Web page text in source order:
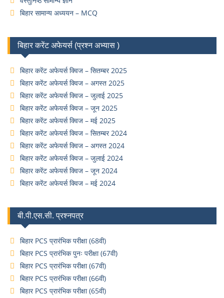
बिहार सामान्य अध्ययन – MCQ
बिहार करेंट अफेयर्स (प्रश्न अभ्यास )
बिहार करेंट अफेयर्स क्विज – सितम्बर 2025
बिहार करेंट अफेयर्स क्विज – अगस्त 2025
बिहार करेंट अफेयर्स क्विज – जुलाई 2025
बिहार करेंट अफेयर्स क्विज – जून 2025
बिहार करेंट अफेयर्स क्विज – मई 2025
बिहार करेंट अफेयर्स क्विज – सितम्बर 2024
बिहार करेंट अफेयर्स क्विज – अगस्त 2024
बिहार करेंट अफेयर्स क्विज – जुलाई 2024
बिहार करेंट अफेयर्स क्विज – जून 2024
बिहार करेंट अफेयर्स क्विज – मई 2024
बी.पी.एस.सी. प्रश्नपत्र
बिहार PCS प्रारंभिक परीक्षा (68वी)
बिहार PCS प्रारंभिक पुनः परीक्षा (67वी)
बिहार PCS प्रारंभिक परीक्षा (67वी)
बिहार PCS प्रारंभिक परीक्षा (66वी)
बिहार PCS प्रारंभिक परीक्षा (65वी)